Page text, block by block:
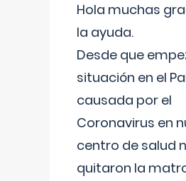
Hola muchas
la ayuda.
Desde que
situación en el
causada por el
Coronavirus en
centro de salud
quitaron la